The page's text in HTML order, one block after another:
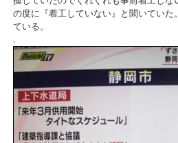
の度に『着工していない』と聞いていた
ている。
.